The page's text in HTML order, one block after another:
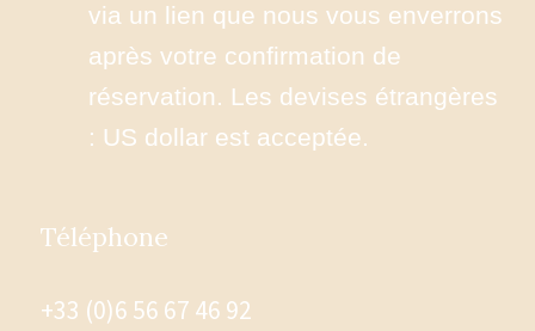
via un lien que nous vous enverrons
après votre confirmation de
réservation. Les devises étrangères
: US dollar est acceptée.
Téléphone
+33 (0)6 56 67 46 92